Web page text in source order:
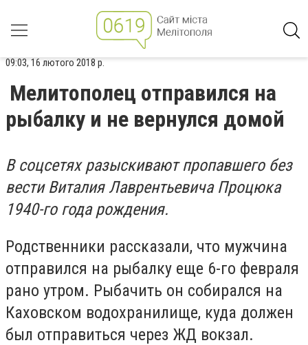
09:03, 16 лютого 2018 р.
Мелитополец отправился на
рыбалку и не вернулся домой
В соцсетях разыскивают пропавшего без
вести Виталия Лаврентьевича Процюка
1940-го года рождения.
Родственники рассказали, что мужчина
отправился на рыбалку еще 6-го февраля
рано утром. Рыбачить он собирался на
Каховском водохранилище, куда должен
был отправиться через ЖД вокзал.